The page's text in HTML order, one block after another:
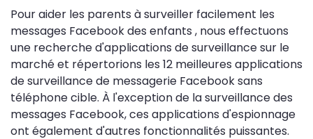
Pour aider les parents à surveiller facilement les
messages Facebook des enfants , nous effectuons
une recherche d'applications de surveillance sur le
marché et répertorions les 12 meilleures applications
de surveillance de messagerie Facebook sans
téléphone cible. À l'exception de la surveillance des
messages Facebook, ces applications d'espionnage
ont également d'autres fonctionnalités puissantes.